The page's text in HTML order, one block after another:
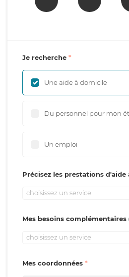
Je recherche
Une aide à domicile
Du personnel pour mon
Un emploi
Précisez les prestations d'aide
choisissez un service
Mes besoins complémentaires
choisissez un service
Mes coordonnées